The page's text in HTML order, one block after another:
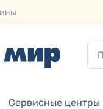
Сервисные центры